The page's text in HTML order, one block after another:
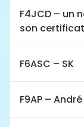
F4JCD – un
son
F6ASC – SK
F9AP – André